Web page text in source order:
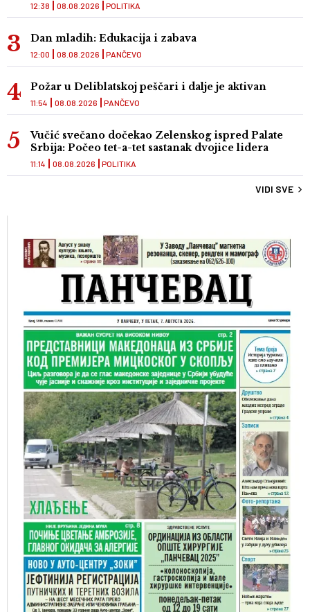
POLITIKA
12:38 08.08.2026
Dan mladih: Edukacija i zabava
PANČEVO
12:00 08.08.2026
Požar u Deliblatskoj peščari i dalje je aktivan
PANČEVO
11:54 08.08.2026
Vučić svečano dočekao Zelenskog ispred Palate
Srbija: Počeo tet-a-tet sastanak dvojice lidera
POLITIKA
11:14 08.08.2026
VIDI SVE